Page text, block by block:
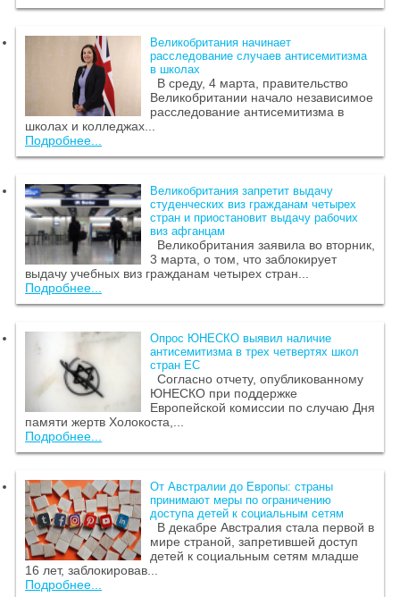
Великобритания начинает
расследование случаев антисемитизма
в школах
В среду, 4 марта, правительство
Великобритании начало независимое
расследование антисемитизма в
школах и колледжах...
Подробнее...
Великобритания запретит выдачу
студенческих виз гражданам четырех
стран и приостановит выдачу рабочих
виз афганцам
Великобритания заявила во вторник,
3 марта, о том, что заблокирует
выдачу учебных виз гражданам четырех стран...
Подробнее...
Опрос ЮНЕСКО выявил наличие
антисемитизма в трех четвертях школ
стран ЕС
Согласно отчету, опубликованному
ЮНЕСКО при поддержке
Европейской комиссии по случаю Дня
памяти жертв Холокоста,...
Подробнее...
От Австралии до Европы: страны
принимают меры по ограничению
доступа детей к социальным сетям
В декабре Австралия стала первой в
мире страной, запретившей доступ
детей к социальным сетям младше
16 лет, заблокировав...
Подробнее...